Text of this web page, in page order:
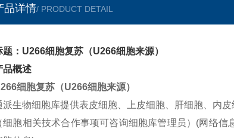
品详情/ PRODUCT DETAIL
题：U266细胞复苏（U266细胞来源）
品概述
细胞复苏（U266细胞来源）
派生物细胞库提供表皮细胞、上皮细胞、肝细胞、内
细胞相关技术合作事项可咨询细胞库管理员）(网络